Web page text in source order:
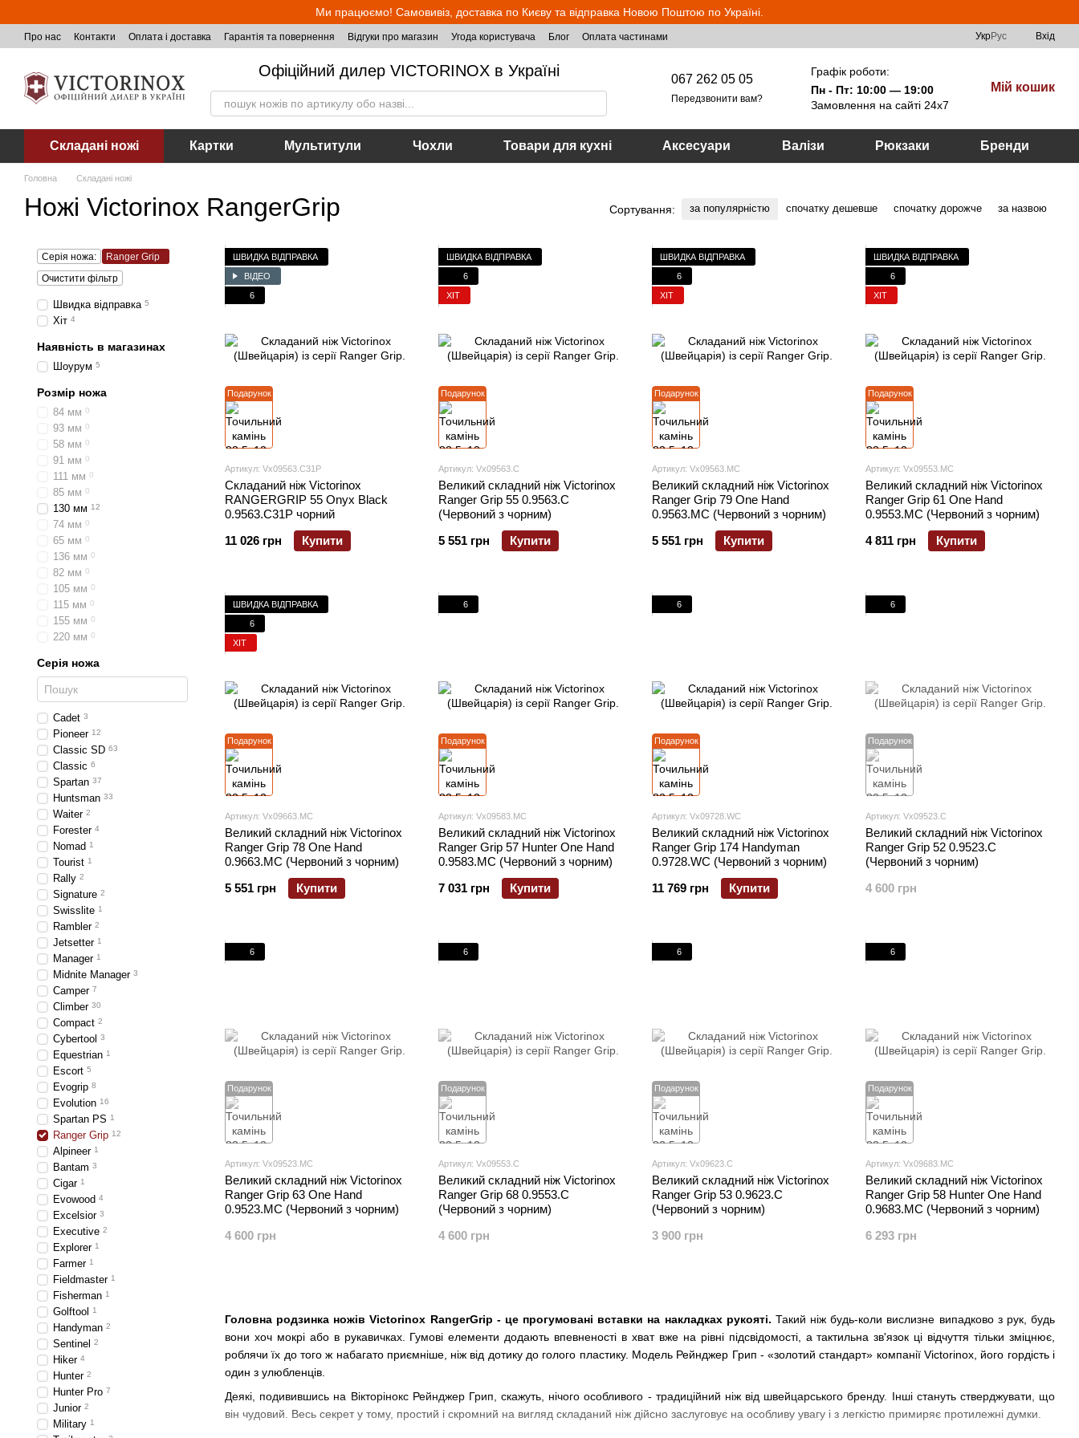
Ми працюємо! Самовивіз, доставка по Києву та відправка Новою Поштою по Україні.
Про нас Контакти Оплата і доставка Гарантія та повернення Відгуки про магазин Угода користувача Блог Оплата частинами УкрРус Вхід
Офіційний дилер VICTORINOX в Україні 067 262 05 05
Передзвонити вам?
Графік роботи:
Пн - Пт: 10:00 — 19:00
Замовлення на сайті 24х7
Мій кошик
Складані ножі Картки Мультитули Чохли Товари для кухні Аксесуари Валізи Рюкзаки Бренди
Головна Складані ножі
Ножі Victorinox RangerGrip Сортування: за популярністю спочатку дешевше спочатку дорожче за назвою
Головна родзинка ножів Victorinox RangerGrip - це прогумовані вставки на накладках рукояті. Такий ніж будь-коли вислизне випадково з рук, будь
вони хоч мокрі або в рукавичках. Гумові елементи додають впевненості в хват вже на рівні підсвідомості, а тактильна зв'язок ці відчуття тільки зміцнює,
роблячи їх до того ж набагато приємніше, ніж від дотику до голого пластику. Модель Рейнджер Грип - «золотий стандарт» компанії Victorinox, його гордість і
один з улюбленців.
Деякі, подивившись на Вікторінокс Рейнджер Грип, скажуть, нічого особливого - традиційний ніж від швейцарського бренду. Інші стануть стверджувати, що
він чудовий. Весь секрет у тому, простий і скромний на вигляд складаний ніж дійсно заслуговує на особливу увагу і з легкістю примиряє протилежні думки.
Подарунок
ШВИДКА ВІДПРАВКА
ВІДЕО
6
Артикул: Vx09563.C31P
Складаний ніж Victorinox
RANGERGRIP 55 Onyx Black
0.9563.C31P чорний
11 026 грн
Купити
Подарунок
ШВИДКА ВІДПРАВКА
6
ХІТ
Артикул: Vx09563.C
Великий складний ніж Victorinox
Ranger Grip 55 0.9563.C
(Червоний з чорним)
5 551 грн
Купити
Подарунок
ШВИДКА ВІДПРАВКА
6
ХІТ
Артикул: Vx09563.MC
Великий складний ніж Victorinox
Ranger Grip 79 One Hand
0.9563.MC (Червоний з чорним)
5 551 грн
Купити
Подарунок
ШВИДКА ВІДПРАВКА
6
ХІТ
Артикул: Vx09553.MC
Великий складний ніж Victorinox
Ranger Grip 61 One Hand
0.9553.MC (Червоний з чорним)
4 811 грн
Купити
Подарунок
ШВИДКА ВІДПРАВКА
6
ХІТ
Артикул: Vx09663.MC
Великий складний ніж Victorinox
Ranger Grip 78 One Hand
0.9663.MC (Червоний з чорним)
5 551 грн
Купити
Подарунок
6
Артикул: Vx09583.MC
Великий складний ніж Victorinox
Ranger Grip 57 Hunter One Hand
0.9583.MC (Червоний з чорним)
7 031 грн
Купити
Подарунок
6
Артикул: Vx09728.WC
Великий складний ніж Victorinox
Ranger Grip 174 Handyman
0.9728.WC (Червоний з чорним)
11 769 грн
Купити
Подарунок
6
Артикул: Vx09523.C
Великий складний ніж Victorinox
Ranger Grip 52 0.9523.C
(Червоний з чорним)
4 600 грн
Подарунок
6
Артикул: Vx09523.MC
Великий складний ніж Victorinox
Ranger Grip 63 One Hand
0.9523.MC (Червоний з чорним)
4 600 грн
Подарунок
6
Артикул: Vx09553.C
Великий складний ніж Victorinox
Ranger Grip 68 0.9553.C
(Червоний з чорним)
4 600 грн
Подарунок
6
Артикул: Vx09623.С
Великий складний ніж Victorinox
Ranger Grip 53 0.9623.С
(Червоний з чорним)
3 900 грн
Подарунок
6
Артикул: Vx09683.MC
Великий складний ніж Victorinox
Ranger Grip 58 Hunter One Hand
0.9683.MC (Червоний з чорним)
6 293 грн
Серія ножа:
Ranger Grip
Очистити фільтр
Швидка відправка 5
Хіт 4
Наявність в магазинах
Шоурум 5
Розмір ножа
84 мм 0
93 мм 0
58 мм 0
91 мм 0
111 мм 0
85 мм 0
130 мм 12
74 мм 0
65 мм 0
136 мм 0
82 мм 0
105 мм 0
115 мм 0
155 мм 0
220 мм 0
Серія ножа
Cadet 3
Pioneer 12
Classic SD 63
Classic 6
Spartan 37
Huntsman 33
Waiter 2
Forester 4
Nomad 1
Tourist 1
Rally 2
Signature 2
Swisslite 1
Rambler 2
Jetsetter 1
Manager 1
Midnite Manager 3
Camper 7
Climber 30
Compact 2
Cybertool 3
Equestrian 1
Escort 5
Evogrip 8
Evolution 16
Spartan PS 1
Ranger Grip 12
Alpineer 1
Bantam 3
Cigar 1
Evowood 4
Excelsior 3
Executive 2
Explorer 1
Farmer 1
Fieldmaster 1
Fisherman 1
Golftool 1
Handyman 2
Sentinel 2
Hiker 4
Hunter 2
Hunter Pro 7
Junior 2
Military 1